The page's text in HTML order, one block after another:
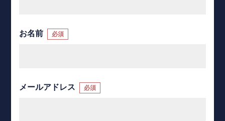
お名前 必須
メールアドレス 必須